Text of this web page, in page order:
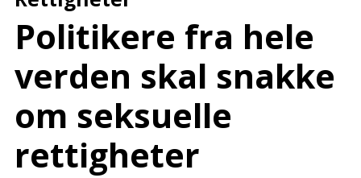
Politikere fra hele
verden skal snakke
om seksuelle
rettigheter